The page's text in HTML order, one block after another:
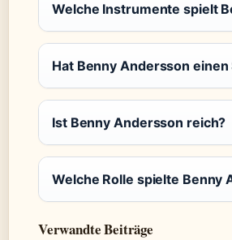
Welche Instrumente spielt
Hat Benny Andersson
Ist Benny Andersson reich?
Welche Rolle spielte Benny
Verwandte Beiträge